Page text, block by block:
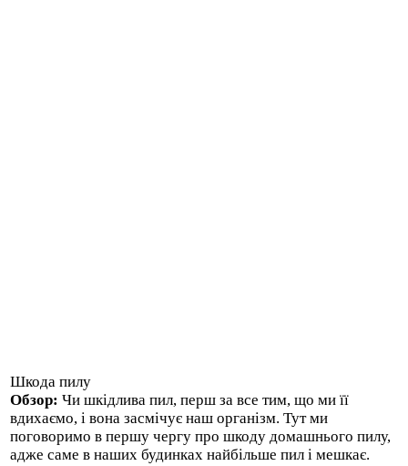
Шкода пилу
Обзор: Чи шкідлива пил, перш за все тим, що ми її
вдихаємо, і вона засмічує наш організм. Тут ми
поговоримо в першу чергу про шкоду домашнього пилу,
адже саме в наших будинках найбільше пил і мешкає.